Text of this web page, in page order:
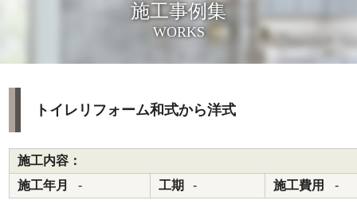
施工事例集
WORKS
トイレリフォーム和式から洋式
施工内容：
施工年月
- 工期 - 施工費用 -